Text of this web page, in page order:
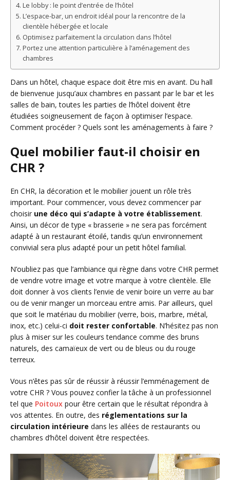
Le lobby : le point d’entrée de l’hôtel
L’espace-bar, un endroit idéal pour la rencontre de la
clientèle hébergée et locale
Optimisez parfaitement la circulation dans l’hôtel
Portez une attention particulière à l’aménagement des
chambres
Dans un hôtel, chaque espace doit être mis en avant. Du hall
de bienvenue jusqu’aux chambres en passant par le bar et les
salles de bain, toutes les parties de l’hôtel doivent être
étudiées soigneusement de façon à optimiser l’espace.
Comment procéder ? Quels sont les aménagements à faire ?
Quel mobilier faut-il choisir en
CHR ?
En CHR, la décoration et le mobilier jouent un rôle très
important. Pour commencer, vous devez commencer par
choisir une déco qui s’adapte à votre établissement.
Ainsi, un décor de type « brasserie » ne sera pas forcément
adapté à un restaurant étoilé, tandis qu’un environnement
convivial sera plus adapté pour un petit hôtel familial.
N’oubliez pas que l’ambiance qui règne dans votre CHR permet
de vendre votre image et votre marque à votre clientèle. Elle
doit donner à vos clients l’envie de venir boire un verre au bar
ou de venir manger un morceau entre amis. Par ailleurs, quel
que soit le matériau du mobilier (verre, bois, marbre, métal,
inox, etc.) celui-ci doit rester confortable. N’hésitez pas non
plus à miser sur les couleurs tendance comme des bruns
naturels, des camaïeux de vert ou de bleus ou du rouge
terreux.
Vous n’êtes pas sûr de réussir à réussir l’emménagement de
votre CHR ? Vous pouvez confier la tâche à un professionnel
tel que Poitoux pour être certain que le résultat répondra à
vos attentes. En outre, des réglementations sur la
circulation intérieure dans les allées de restaurants ou
chambres d’hôtel doivent être respectées.